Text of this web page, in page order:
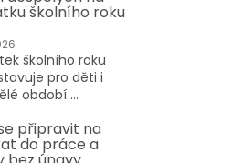
školního roku
školního roku
pro děti i
období ...
připravit na
do práce a